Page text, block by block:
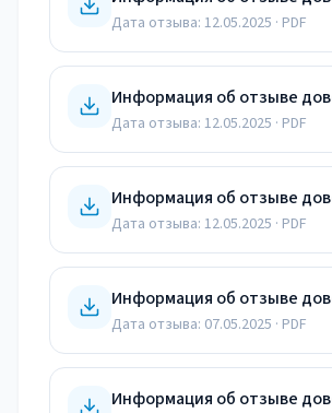
Дата отзыва: 12.05.2025 · PDF
Дата отзыва: 12.05.2025 · PDF
Дата отзыва: 12.05.2025 · PDF
Дата отзыва: 07.05.2025 · PDF